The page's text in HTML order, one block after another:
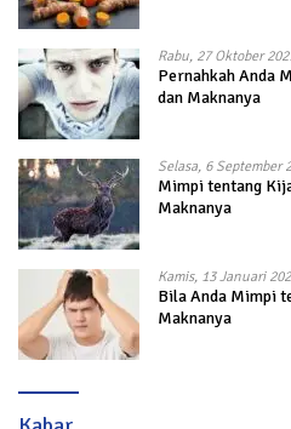
Rabu, 27 Oktober
Pernahkah Anda
dan Maknanya
Selasa, 6 September
Mimpi tentang
Maknanya
Kamis, 13 Januari
Bila Anda Mimpi
Maknanya